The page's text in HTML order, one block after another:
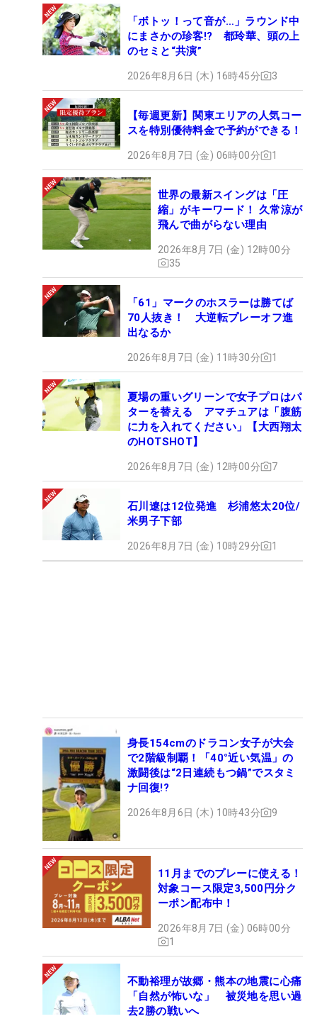
「ボトッ！って音が…」ラウンド中
にまさかの珍客!? 都玲華、頭の上
のセミと“共演”
2026年8月6日 (木) 16時45分 3
【毎週更新】関東エリアの人気コー
スを特別優待料金で予約ができる！
2026年8月7日 (金) 06時00分 1
世界の最新スイングは「圧
縮」がキーワード！ 久常涼が
飛んで曲がらない理由
2026年8月7日 (金) 12時00分
35
「61」マークのホスラーは勝てば
70人抜き！ 大逆転プレーオフ進
出なるか
2026年8月7日 (金) 11時30分 1
夏場の重いグリーンで女子プロはパ
ターを替える アマチュアは「腹筋
に力を入れてください」【大西翔太
のHOTSHOT】
2026年8月7日 (金) 12時00分 7
石川遼は12位発進 杉浦悠太20位/
米男子下部
2026年8月7日 (金) 10時29分 1
身長154cmのドラコン女子が大会
で2階級制覇！「40°近い気温」の
激闘後は“2日連続もつ鍋”でスタミ
ナ回復!?
2026年8月6日 (木) 10時43分 9
11月までのプレーに使える！
対象コース限定3,500円分ク
ーポン配布中！
2026年8月7日 (金) 06時00分
1
不動裕理が故郷・熊本の地震に心痛
「自然が怖いな」 被災地を思い過
去2勝の戦いへ